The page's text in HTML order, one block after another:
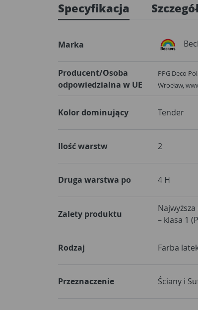
Specyfikacja
Marka
Producent/Osoba
odpowiedzialna w UE
PPG Deco
Wrocław,
Kolor dominujący Tender
Ilość warstw 2
Druga warstwa po 4 H
Zalety produktu
– klasa 1
Rodzaj Farba
Przeznaczenie Ściany i